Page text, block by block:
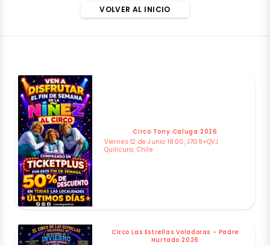
VOLVER AL INICIO
Circo Tony Caluga 2026
Viernes 12 de Junio 18:00, J7G9+QVJ
Quilicura, Chile
Circo Las Estrellas Voladoras - Padre
Hurtado 2026